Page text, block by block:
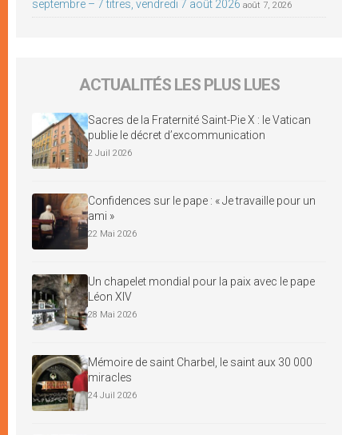
septembre – 7 titres, vendredi 7 août 2026 août 7, 2026
ACTUALITÉS LES PLUS LUES
Sacres de la Fraternité Saint-Pie X : le Vatican
publie le décret d’excommunication
2 Juil 2026
Confidences sur le pape : « Je travaille pour un
ami »
22 Mai 2026
Un chapelet mondial pour la paix avec le pape
Léon XIV
28 Mai 2026
Mémoire de saint Charbel, le saint aux 30 000
miracles
24 Juil 2026